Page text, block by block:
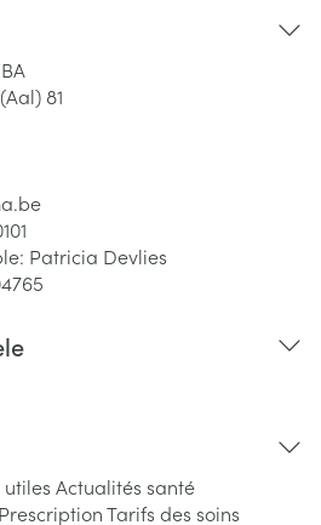
81
Patricia Devlies
utiles Actualités santé
PrescriptionTarifs des soins